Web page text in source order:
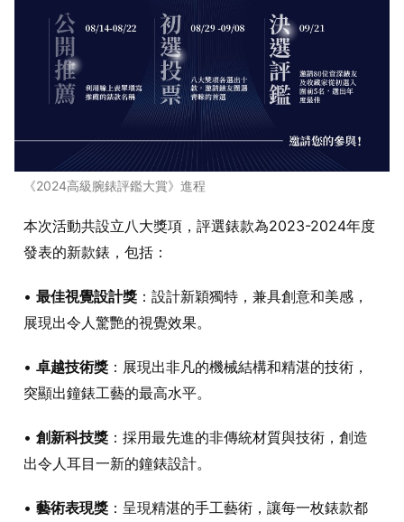
《2024高級腕錶評鑑大賞》進程
本次活動共設立八大獎項，評選錶款為2023-2024年度
發表的新款錶，包括：
• 最佳視覺設計獎 ：設計新穎獨特，兼具創意和美感，
展現出令人驚艷的視覺效果。
• 卓越技術獎 ：展現出非凡的機械結構和精湛的技術，
突顯出鐘錶工藝的最高水平。
• 創新科技獎 ：採用最先進的非傳統材質與技術，創造
出令人耳目一新的鐘錶設計。
• 藝術表現獎 ：呈現精湛的手工藝術，讓每一枚錶款都